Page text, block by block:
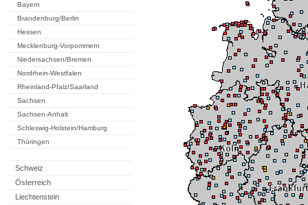
Bayern
Brandenburg/Berlin
Hessen
Mecklenburg-Vorpommern
Niedersachsen/Bremen
Nordrhein-Westfalen
Rheinland-Pfalz/Saarland
Sachsen
Sachsen-Anhalt
Schleswig-Holstein/Hamburg
Thüringen
Schweiz
Österreich
Liechtenstein